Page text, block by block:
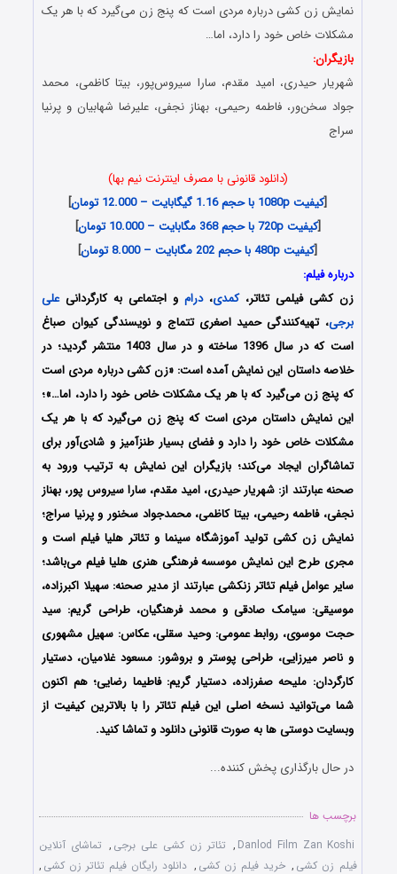
نمایش زن کشی درباره مردی است که پنج زن می‌گیرد که با هر یک
مشکلات خاص خود را دارد، اما…
بازیگران:
شهریار حیدری، امید مقدم، سارا ‌سیروس‌پور، بیتا کاظمی، محمد
جواد سخن‌ور، فاطمه رحیمی، بهناز نجفی، علیرضا شهابیان و پرنیا
‌سراج
(دانلود قانونی با مصرف اینترنت نیم بها)
[کیفیت 1080p با حجم 1.16 گیگابایت – 12.000 تومان
]
[کیفیت 720p با حجم 368 مگابایت – 10.000 تومان
]
[کیفیت 480p با حجم 202 مگابایت – 8.000 تومان
]
درباره فیلم:
زن کشی فیلمی تئاتر،کمدی،درام و اجتماعی به کارگردانیعلی
‌برجی، تهیه‌کنندگی حمید ‌اصغری ‌تتماج و نویسندگی کیوان ‌صباغ
است که در سال 1396 ساخته و در سال 1403 منتشر گردید؛ در
خلاصه داستان این نمایش آمده است: «زن کشی درباره مردی است
که پنج زن می‌گیرد که با هر یک مشکلات خاص خود را دارد، اما…»؛
این نمایش داستان مردی است که پنج زن می‌گیرد که با هر یک
مشکلات خاص خود را دارد و فضای بسیار طنزآمیز و شادی‌آور برای
تماشاگران ایجاد می‌کند؛ بازیگران این نمایش به ترتیب ورود به
صحنه عبارتند از: شهریار حیدری، امید مقدم، سارا سیروس پور، بهناز
نجفی، فاطمه رحیمی، بیتا کاظمی، محمدجواد سخنور و پرنیا سراج؛
نمایش زن کشی تولید آموزشگاه سینما و تئاتر هلیا فیلم است و
مجری طرح این نمایش موسسه فرهنگی هنری هلیا فیلم می‌باشد؛
سایر عوامل فیلم تئاتر زنکشی عبارتند از مدیر صحنه: سهیلا اکبرزاده،
موسیقی: سیامک صادقی و محمد فرهنگیان، طراحی گریم: سید
حجت موسوی، روابط عمومی: وحید سقلی، عکاس: سهیل مشهوری
و ناصر میرزایی، طراحی پوستر و بروشور: مسعود ‌غلامیان، دستیار
کارگردان: ملیحه صفرزاده، دستیار گریم: فاطیما رضایی؛ هم اکنون
شما می‌توانید نسخه اصلی این فیلم تئاتر را با بالاترین کیفیت از
وبسایت دوستی ها به صورت قانونی دانلود و تماشا کنید.
در حال بارگذاری پخش کننده...
برچسب ها
Danlod Film Zan Koshi
, تئاتر زن کشی علی ‌برجی , تماشای آنلاین
فیلم زن کشی , خرید فیلم زن کشی , دانلود رایگان فیلم تئاتر زن کشی ,